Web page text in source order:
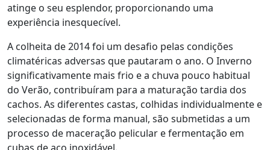
atinge o seu esplendor, proporcionando uma
experiência inesquecível.
A colheita de 2014 foi um desafio pelas condições
climatéricas adversas que pautaram o ano. O Inverno
significativamente mais frio e a chuva pouco habitual
do Verão, contribuíram para a maturação tardia dos
cachos. As diferentes castas, colhidas individualmente e
selecionadas de forma manual, são submetidas a um
processo de maceração pelicular e fermentação em